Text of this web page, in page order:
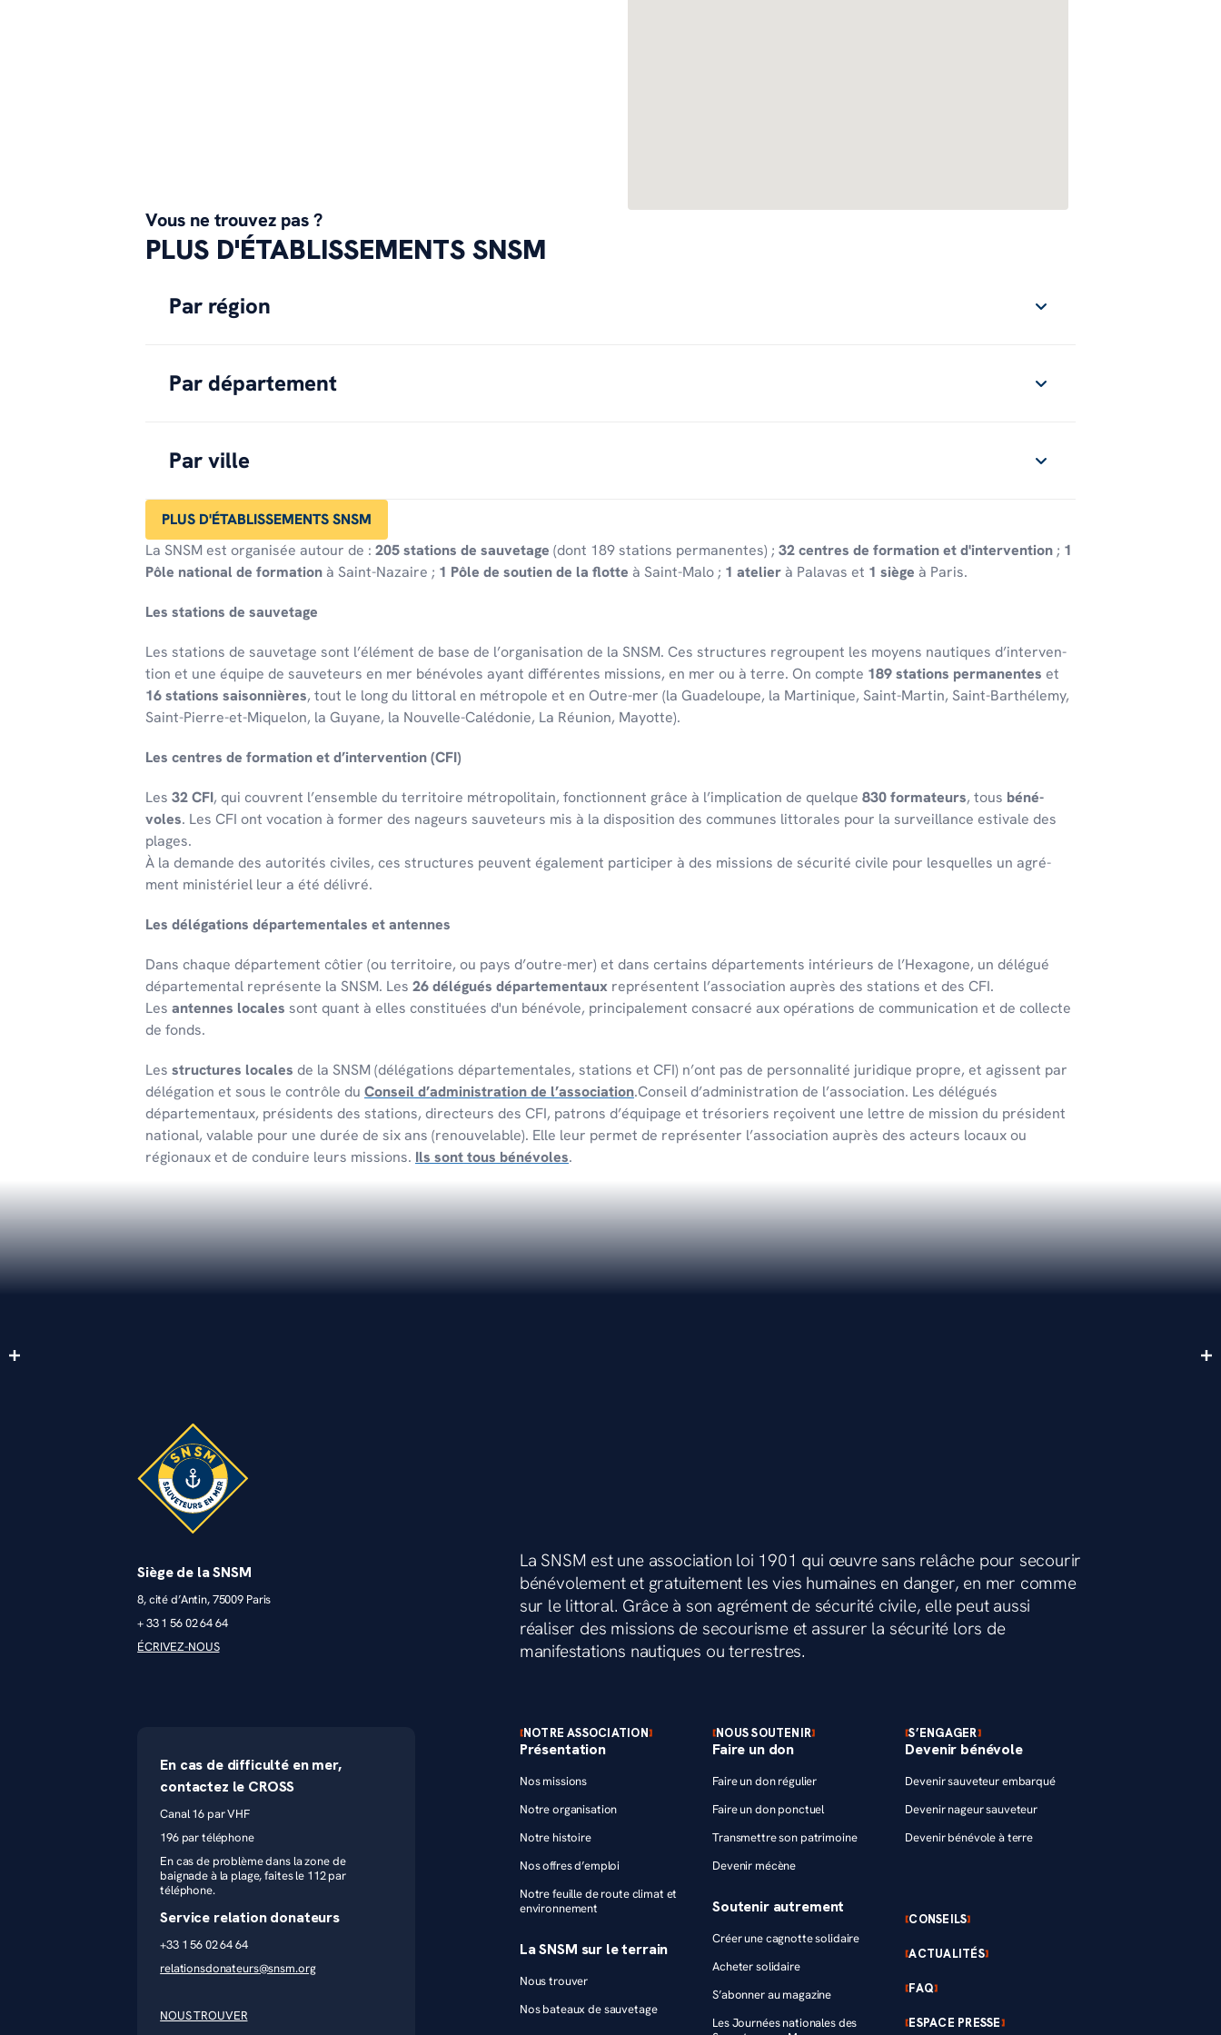
Vous ne trouvez pas ?
PLUS D'ÉTABLISSEMENTS SNSM
Par région
Par département
Par ville
PLUS D'ÉTABLISSEMENTS SNSM
La SNSM est organisée autour de : 205 stations de sauvetage (dont 189 stations permanentes) ; 32 centres de formation et d'intervention ; 1
Pôle national de formation à Saint-Nazaire ; 1 Pôle de soutien de la flotte à Saint-Malo ; 1 atelier à Palavas et 1 siège à Paris.
Les stations de sauve­tage
Les stations de sauve­tage sont l’élé­ment de base de l’or­ga­ni­sa­tion de la SNSM. Ces struc­tures regroupent les moyens nautiques d’in­ter­ven­
tion et une équipe de sauveteurs en mer bénévoles ayant différentes missions, en mer ou à terre. On comp­te 189 stations perma­nentes et
16 stations saison­nières, tout le long du litto­ral en métro­pole et en Outre-mer (la Guade­loupe, la Marti­nique, Saint-Martin, Saint-Barthé­lemy,
Saint-Pierre-et-Mique­lon, la Guyane, la Nouvelle-Calé­do­nie, La Réunion, Mayotte).
Les centres de forma­tion et d’in­ter­ven­tion (CFI)
Les 32 CFI, qui couvrent l’en­semble du terri­toire métro­po­li­tain, fonc­tionnent grâce à l’im­pli­ca­tion de quelque 830 forma­teurs, tous béné­
voles. Les CFI ont voca­tion à former des nageurs sauve­teurs mis à la dispo­si­tion des communes litto­rales pour la surveillance esti­vale des
plages.
À la demande des auto­ri­tés civiles, ces struc­tures peuvent égale­ment parti­ci­per à des missions de sécu­rité civile pour lesquelles un agré­
ment minis­té­riel leur a été déli­vré.
Les délé­ga­tions dépar­te­men­tales et antennes
Dans chaque dépar­te­ment côtier (ou terri­toire, ou pays d’outre-mer) et dans certains dépar­te­ments inté­rieurs de l’Hexa­gone, un délé­gué
dépar­te­men­tal repré­sente la SNSM. Les 26 délégués départementaux représentent l’association auprès des stations et des CFI.
Les antennes locales sont quant à elles constituées d'un bénévole, principalement consacré aux opérations de communication et de collecte
de fonds.
Les structures locales de la SNSM (délégations départementales, stations et CFI) n’ont pas de personnalité juridique propre, et agissent par
délégation et sous le contrôle du Conseil d’administration de l’association.Conseil d’administration de l’association. Les délégués
départementaux, présidents des stations, directeurs des CFI, patrons d’équipage et trésoriers reçoivent une lettre de mission du président
national, valable pour une durée de six ans (renouvelable). Elle leur permet de représenter l’association auprès des acteurs locaux ou
régionaux et de conduire leurs missions. Ils sont tous bénévoles.
Siège de la SNSM
8, cité d’Antin, 75009 Paris
+ 33 1 56 02 64 64
ÉCRIVEZ-NOUS
La SNSM est une association loi 1901 qui œuvre sans relâche pour secourir
bénévolement et gratuitement les vies humaines en danger, en mer comme
sur le littoral. Grâce à son agrément de sécurité civile, elle peut aussi
réaliser des missions de secourisme et assurer la sécurité lors de
manifestations nautiques ou terrestres.
En cas de difficulté en mer,
contactez le CROSS
Canal 16 par VHF
196 par téléphone
En cas de problème dans la zone de
baignade à la plage, faites le 112 par
téléphone.
Service relation donateurs
+33 1 56 02 64 64
relationsdonateurs@snsm.org
NOUS TROUVER
NOTRE ASSOCIATION
Présentation
Nos missions
Notre organisation
Notre histoire
Nos offres d’emploi
Notre feuille de route climat et
environnement
La SNSM sur le terrain
Nous trouver
Nos bateaux de sauvetage
NOUS SOUTENIR
Faire un don
Faire un don régulier
Faire un don ponctuel
Transmettre son patrimoine
Devenir mécène
Soutenir autrement
Créer une cagnotte solidaire
Acheter solidaire
S’abonner au magazine
Les Journées nationales des
S’ENGAGER
Devenir bénévole
Devenir sauveteur embarqué
Devenir nageur sauveteur
Devenir bénévole à terre
CONSEILS
ACTUALITÉS
FAQ
ESPACE PRESSE